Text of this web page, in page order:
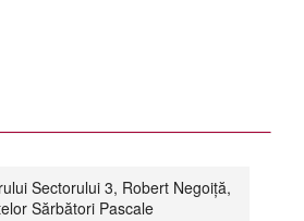
Sectorului 3, Robert Negoiță,
Sărbători Pascale